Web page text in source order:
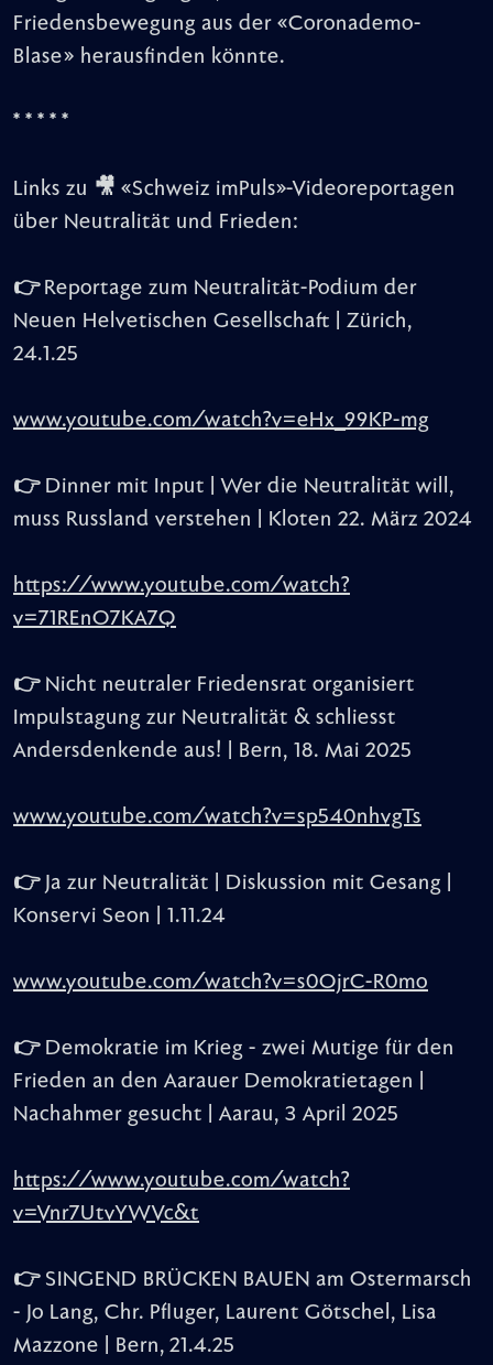
Friedensbewegung aus der «Coronademo-
Blase» herausfinden könnte.
* * * * *
Links zu 🎥 «Schweiz imPuls»-Videoreportagen
über Neutralität und Frieden:
👉 Reportage zum Neutralität-Podium der
Neuen Helvetischen Gesellschaft | Zürich,
24.1.25
www.youtube.com/watch?v=eHx_99KP-mg
👉 Dinner mit Input | Wer die Neutralität will,
muss Russland verstehen | Kloten 22. März 2024
https://www.youtube.com/watch?
v=71REnO7KA7Q
👉 Nicht neutraler Friedensrat organisiert
Impulstagung zur Neutralität & schliesst
Andersdenkende aus! | Bern, 18. Mai 2025
www.youtube.com/watch?v=sp540nhvgTs
👉 Ja zur Neutralität | Diskussion mit Gesang |
Konservi Seon | 1.11.24
www.youtube.com/watch?v=s0OjrC-R0mo
👉 Demokratie im Krieg - zwei Mutige für den
Frieden an den Aarauer Demokratietagen |
Nachahmer gesucht | Aarau, 3 April 2025
https://www.youtube.com/watch?
v=Vnr7UtvYWVc&t
👉 SINGEND BRÜCKEN BAUEN am Ostermarsch
- Jo Lang, Chr. Pfluger, Laurent Götschel, Lisa
Mazzone | Bern, 21.4.25